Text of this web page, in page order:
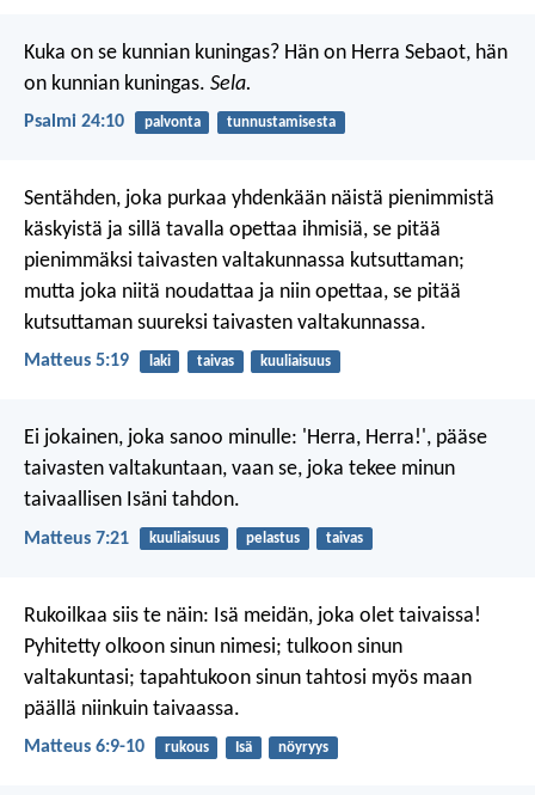
Kuka on se kunnian kuningas? Hän on Herra Sebaot, hän
on kunnian kuningas. Sela.
Psalmi 24:10 palvonta tunnustamisesta
Sentähden, joka purkaa yhdenkään näistä pienimmistä
käskyistä ja sillä tavalla opettaa ihmisiä, se pitää
pienimmäksi taivasten valtakunnassa kutsuttaman;
mutta joka niitä noudattaa ja niin opettaa, se pitää
kutsuttaman suureksi taivasten valtakunnassa.
Matteus 5:19 laki taivas kuuliaisuus
Ei jokainen, joka sanoo minulle: 'Herra, Herra!', pääse
taivasten valtakuntaan, vaan se, joka tekee minun
taivaallisen Isäni tahdon.
Matteus 7:21 kuuliaisuus pelastus taivas
Rukoilkaa siis te näin: Isä meidän, joka olet taivaissa!
Pyhitetty olkoon sinun nimesi; tulkoon sinun
valtakuntasi; tapahtukoon sinun tahtosi myös maan
päällä niinkuin taivaassa.
Matteus 6:9-10 rukous Isä nöyryys